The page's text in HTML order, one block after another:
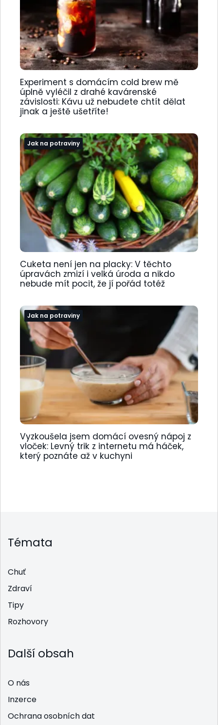
Experiment s domácím cold brew mě
úplně vyléčil z drahé kavárenské
závislosti: Kávu už nebudete chtít dělat
jinak a ještě ušetříte!
Jak na potraviny
Cuketa není jen na placky: V těchto
úpravách zmizí i velká úroda a nikdo
nebude mít pocit, že jí pořád totéž
Jak na potraviny
Vyzkoušela jsem domácí ovesný nápoj z
vloček: Levný trik z internetu má háček,
který poznáte až v kuchyni
Témata
Chuť
Zdraví
Tipy
Rozhovory
Další obsah
O nás
Inzerce
Ochrana osobních dat